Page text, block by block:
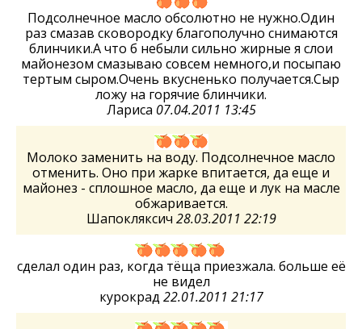
Подсолнечное масло обсолютно не нужно.Один
раз смазав сковородку благополучно снимаются
блинчики.А что б небыли сильно жирные я слои
майонезом смазываю совсем немного,и посыпаю
тертым сыром.Очень вкусненько получается.Сыр
ложу на горячие блинчики.
Лариса 07.04.2011 13:45
Молоко заменить на воду. Подсолнечное масло
отменить. Оно при жарке впитается, да еще и
майонез - сплошное масло, да еще и лук на масле
обжаривается.
Шапокляксич 28.03.2011 22:19
сделал один раз, когда тёща приезжала. больше её
не видел
курокрад 22.01.2011 21:17